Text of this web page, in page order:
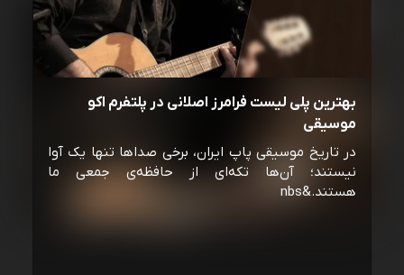
بهترین پلی لیست فرامرز اصلانی در پلتفرم اکو
موسیقی
در تاریخ موسیقی پاپ ایران، برخی صداها تنها یک آوا
نیستند؛ آن‌ها تکه‌ای از حافظه‌ی جمعی ما
هستند.&nbs